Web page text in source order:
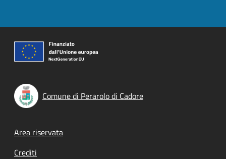
Comune di Perarolo di Cadore
Footer menu
Area riservata
Crediti